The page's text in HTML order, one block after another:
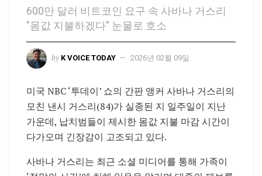
600만 달러 비트코인 요구 속 사바나 거스리
"몸값 지불하겠다" 눈물로 호소
by K VOICE TODAY 2026년 02월 09일
미국 NBC ‘투데이’ 쇼의 간판 앵커 사바나 거스리의
모친 낸시 거스리(84)가 실종된 지 일주일이 지난
가운데, 납치범들이 제시한 몸값 지불 마감 시간이
다가오며 긴장감이 고조되고 있다.
사바나 거스리는 최근 소셜 미디어를 통해 가족이